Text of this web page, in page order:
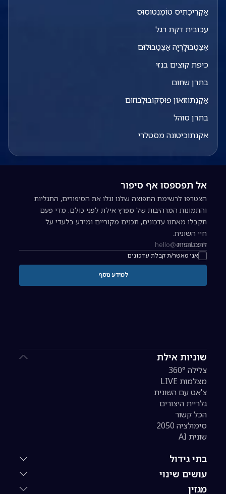
אַקְרֵיכְתִּיס טוֹמֶנְטוֹסוּס
עכובית דקת רגל
אֶצֶטַבּוּלָרְיָה אֲצֶטַבּוּלוּם
כיפת קוצים בנזי
בתרן שחום
אַקַנְתּוֹזוֹאוֹן פוּסְקוֹבּוּלְבּוֹזוּם
בתרן סוהל
אקנתוכיטונה מסטלרי
שוניות אילת
צלילה 360°
מצלמות LIVE
צ'אט עם השונית
גלריית היצורים
הכל קשור
סימולציה 2050
שונית AI
בתי גידול
עושים שינוי
מגזין
אל תפספסו אף סיפור
הצטרפו לרשימת התפוצה שלנו וגלו את הסיפורים, התגליות
והתמונות המרהיבות של מפרץ אילת לפני כולם. מדי פעם
תקבלו מאתנו עדכונים, תכנים מקוריים ומידע בלעדי על
חיי השונית.
כתובת אימייל להרשמה לניוזלטר
אני מאשר/ת קבלת עדכונים
להצטרפות
למידע נוסף